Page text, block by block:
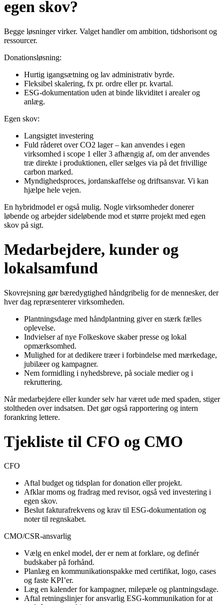
egen skov?
Begge løsninger virker. Valget handler om ambition, tidshorisont og
ressourcer.
Donationsløsning:
Hurtig igangsætning og lav administrativ byrde.
Fleksibel skalering, fx pr. ordre eller pr. kvartal.
ESG-dokumentation uden at binde likviditet i arealer og
anlæg.
Egen skov:
Langsigtet investering
Fuld råderet over CO2 lager – kan anvendes i egen
virksomhed i scope 1 eller 3 afhængig af, om der anvendes
træ direkte i produktionen, eller sælges via på det frivillige
carbon marked.
Myndighedsproces, jordanskaffelse og driftsansvar. Vi kan
hjælpe hele vejen.
En hybridmodel er også mulig. Nogle virksomheder donerer
løbende og arbejder sideløbende mod et større projekt med egen
skov på sigt.
Medarbejdere, kunder og
lokalsamfund
Skovrejsning gør bæredygtighed håndgribelig for de mennesker, der
hver dag repræsenterer virksomheden.
Plantningsdage med håndplantning giver en stærk fælles
oplevelse.
Indvielser af nye Folkeskove skaber presse og lokal
opmærksomhed.
Mulighed for at dedikere træer i forbindelse med mærkedage,
jubilæer og kampagner.
Nem formidling i nyhedsbreve, på sociale medier og i
rekruttering.
Når medarbejdere eller kunder selv har været ude med spaden, stiger
stoltheden over indsatsen. Det gør også rapportering og intern
forankring lettere.
Tjekliste til CFO og CMO
CFO
Aftal budget og tidsplan for donation eller projekt.
Afklar moms og fradrag med revisor, også ved investering i
egen skov.
Beslut fakturafrekvens og krav til ESG-dokumentation og
noter til regnskabet.
CMO/CSR-ansvarlig
Vælg en enkel model, der er nem at forklare, og definér
budskaber på forhånd.
Planlæg en kommunikationspakke med certifikat, logo, cases
og faste KPI’er.
Læg en kalender for kampagner, milepæle og plantningsdage.
Aftal retningslinjer for ansvarlig ESG-kommunikation for at